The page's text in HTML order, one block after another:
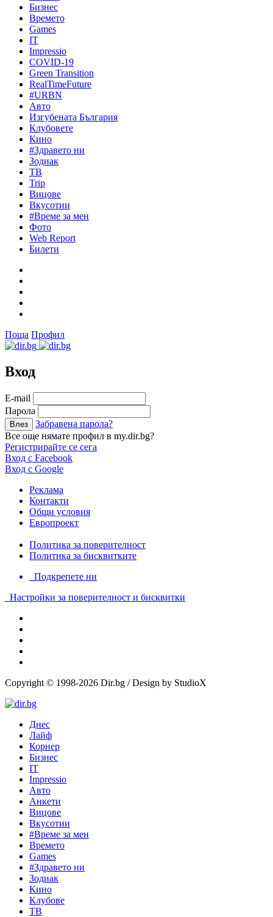
Бизнес
Времето
Games
IT
Impressio
COVID-19
Green Transition
RealTimeFuture
#URBN
Авто
Изгубената България
Клубовете
Кино
#Здравето ни
Зодиак
ТВ
Trip
Вицове
Вкусотии
#Време за мен
Фото
Web Report
Билети
Поща Профил
Вход
Е-mail
Парола
Забравена парола?
Все още нямате профил в my.dir.bg?
Регистрирайте се сега
Вход с Facebook
Вход с Google
Реклама
Контакти
Общи условия
Европроект
Политика за поверителност
Политика за бисквитките
Подкрепете ни
Настройки за поверителност и бисквитки
Copyright © 1998-2026 Dir.bg / Design by StudioX
Днес
Лайф
Корнер
Бизнес
IT
Impressio
Авто
Анкети
Вицове
Вкусотии
#Време за мен
Времето
Games
#Здравето ни
Зодиак
Кино
Клубове
ТВ